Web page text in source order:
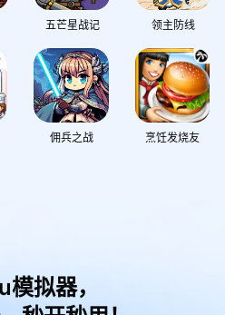
五芒星战记 领主防线
佣兵之战 烹饪发烧友
拟器，